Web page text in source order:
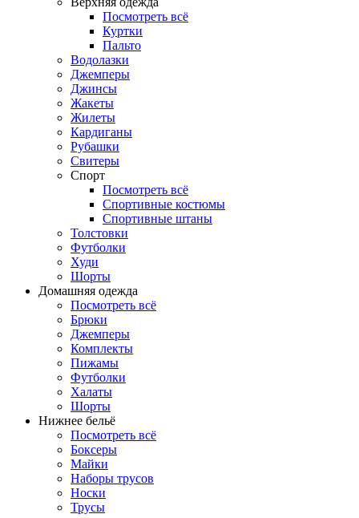
Посмотреть всё
Куртки
Пальто
Водолазки
Джемперы
Джинсы
Жакеты
Жилеты
Кардиганы
Рубашки
Свитеры
Спорт
Посмотреть всё
Спортивные костюмы
Спортивные штаны
Толстовки
Футболки
Худи
Шорты
Домашняя одежда
Посмотреть всё
Брюки
Джемперы
Комплекты
Пижамы
Футболки
Халаты
Шорты
Нижнее бельё
Посмотреть всё
Боксеры
Майки
Наборы трусов
Носки
Трусы